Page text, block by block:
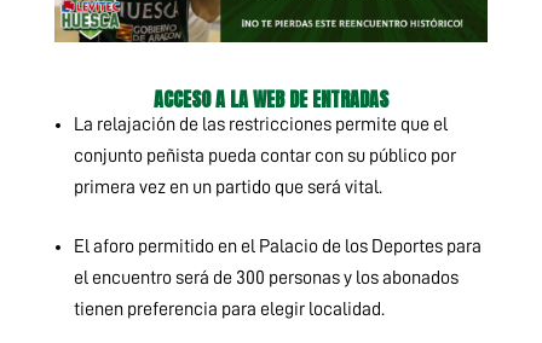
ACCESO A LA WEB DE ENTRADAS
La relajación de las restricciones permite que el
conjunto peñista pueda contar con su público por
primera vez en un partido que será vital.
El aforo permitido en el Palacio de los Deportes para
el encuentro será de 300 personas y los abonados
tienen preferencia para elegir localidad.